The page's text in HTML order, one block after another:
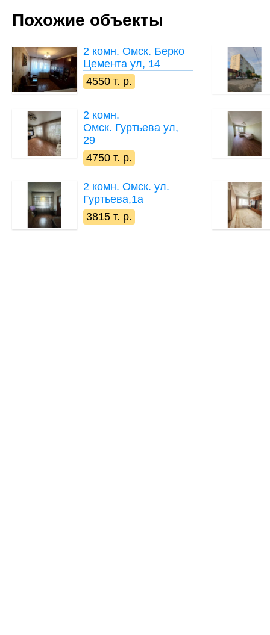
Похожие объекты
2 комн. Омск. Берко
Цемента ул, 14
4550 т. р.
2 комн.
Омск. Гуртьева ул,
29
4750 т. р.
2 комн. Омск. ул.
Гуртьева,1а
3815 т. р.